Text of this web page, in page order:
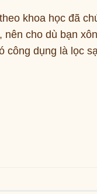
khoa học đã
cho dù bạn
công dụng là lọc